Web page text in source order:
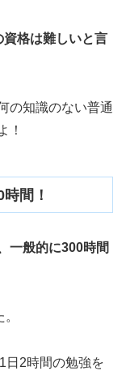
資格は難しいと言
の知識のない普通
！
間！
一般的に300時間
日2時間の勉強を